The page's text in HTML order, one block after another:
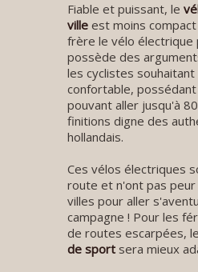
Fiable et puissant, le
ville est moins
frère le vélo électrique
possède des
les cyclistes souhaitant
confortable,
pouvant aller jusqu'à
finitions digne des
hollandais.
Ces vélos électriques
route et n'ont pas
villes pour aller
campagne ! Pour les
de routes escarpées, le
de sport sera mieux